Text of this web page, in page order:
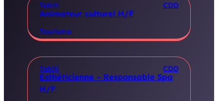
Tahiti CDD
Animateur culturel H/F
Tourisme
Tahiti CDD
Esthéticienne – Responsable Spa
H/F